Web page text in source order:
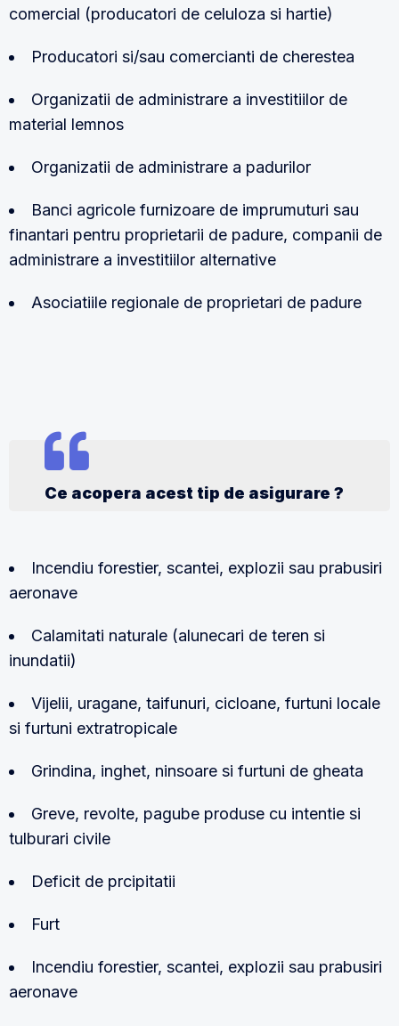
comercial (producatori de celuloza si hartie)
Producatori si/sau comercianti de cherestea
Organizatii de administrare a investitiilor de
material lemnos
Organizatii de administrare a padurilor
Banci agricole furnizoare de imprumuturi sau
finantari pentru proprietarii de padure, companii de
administrare a investitiilor alternative
Asociatiile regionale de proprietari de padure
Ce acopera acest tip de asigurare ?
Incendiu forestier, scantei, explozii sau prabusiri
aeronave
Calamitati naturale (alunecari de teren si
inundatii)
Vijelii, uragane, taifunuri, cicloane, furtuni locale
si furtuni extratropicale
Grindina, inghet, ninsoare si furtuni de gheata
Greve, revolte, pagube produse cu intentie si
tulburari civile
Deficit de prcipitatii
Furt
Incendiu forestier, scantei, explozii sau prabusiri
aeronave